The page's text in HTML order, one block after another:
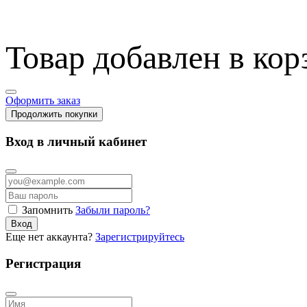
Товар добавлен в
Оформить заказ
Продолжить покупки
Вход в личный кабинет
Запомнить Забыли пароль?
Вход
Еще нет аккаунта? Зарегистрируйтесь
Регистрация